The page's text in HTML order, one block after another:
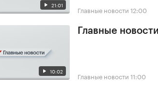
21:01 Главные новости 12:00
10:02
Главные
Главные новости 11:00